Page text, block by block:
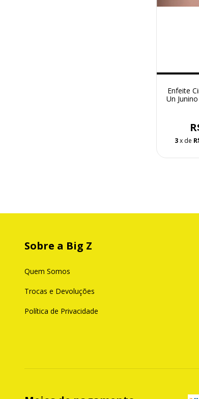
Enfeite
Un
3x de
Sobre a Big Z
Quem Somos
Trocas e Devoluções
Política de Privacidade